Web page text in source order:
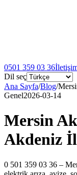
0501 359 03 36
Dil seç
Ana Sayfa/Blog/
Genel2026-03-14
Mersin
Akdeniz
0 501 359 03 36 –